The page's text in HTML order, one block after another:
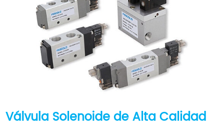
Válvula Solenoide de Alta Calidad